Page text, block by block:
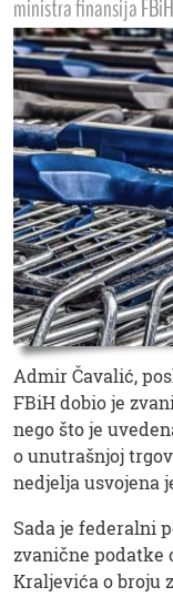
ministra finansija
Admir Čavalić,
FBiH dobio je
nego što je
o unutrašnjoj
nedjelja usvojena
Sada je federalni
zvanične podatke
Kraljevića o broju